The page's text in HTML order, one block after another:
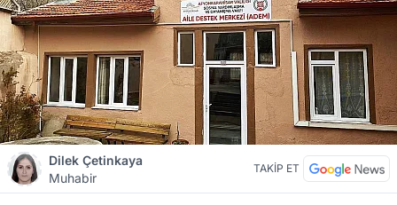
Dilek Çetinkaya
Muhabir
TAKİP ET